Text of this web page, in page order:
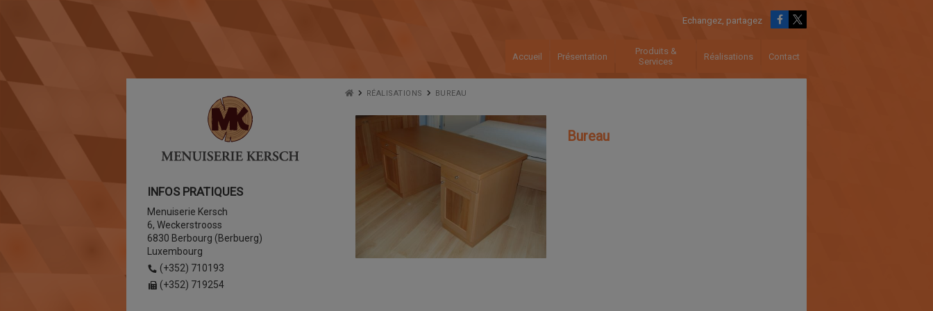
Echangez, partagez
Accueil Présentation
Produits &
Services
Réalisations Contact
INFOS PRATIQUES
Menuiserie Kersch
6, Weckerstrooss
6830 Berbourg (Berbuerg)
Luxembourg
(+352) 710193
(+352) 719254
RÉALISATIONS BUREAU
Bureau